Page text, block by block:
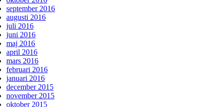
september 2016
augusti 2016
juli 2016
juni 2016
maj 2016
april 2016
mars 2016
februari 2016
januari 2016
december 2015
november 2015
oktober 2015